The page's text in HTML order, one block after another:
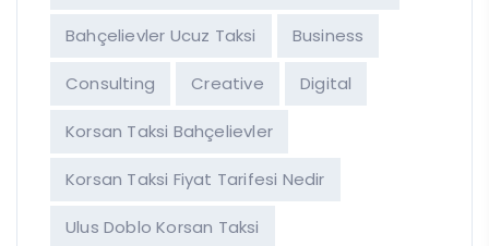
Bahçelievler Ucuz Taksi Business
Consulting Creative Digital
Korsan Taksi Bahçelievler
Korsan Taksi Fiyat Tarifesi Nedir
Ulus Doblo Korsan Taksi